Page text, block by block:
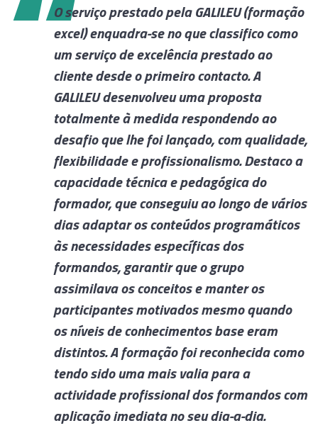
O serviço prestado pela GALILEU (formação
excel) enquadra-se no que classifico como
um serviço de excelência prestado ao
cliente desde o primeiro contacto. A
GALILEU desenvolveu uma proposta
totalmente à medida respondendo ao
desafio que lhe foi lançado, com qualidade,
flexibilidade e profissionalismo. Destaco a
capacidade técnica e pedagógica do
formador, que conseguiu ao longo de vários
dias adaptar os conteúdos programáticos
às necessidades específicas dos
formandos, garantir que o grupo
assimilava os conceitos e manter os
participantes motivados mesmo quando
os níveis de conhecimentos base eram
distintos. A formação foi reconhecida como
tendo sido uma mais valia para a
actividade profissional dos formandos com
aplicação imediata no seu dia-a-dia.